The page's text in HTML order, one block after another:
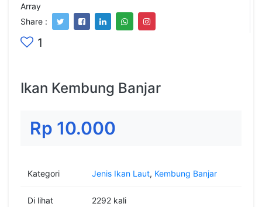
Array
Share :
1
Ikan Kembung Banjar
Rp 10.000
Kategori Jenis Ikan Laut, Kembung Banjar
Di lihat 2292 kali